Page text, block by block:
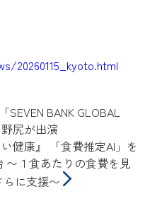
20260115_kyoto.html
SEVEN BANK GLOBAL
尻が出演
健康』 「食費推定AI」を
〜１食あたりの食費を見
に支援〜